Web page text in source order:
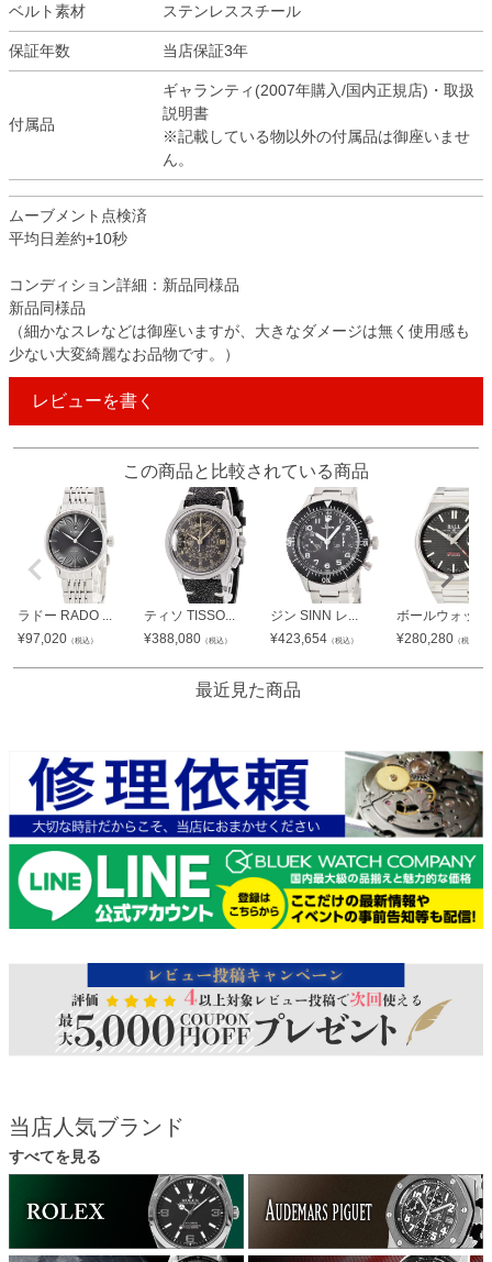
ベルト素材 ステンレススチール
保証年数 当店保証3年
付属品
ギャランティ(2007年購入/国内正規店)・取扱
説明書
※記載している物以外の付属品は御座いませ
ん。
ムーブメント点検済
平均日差約+10秒
コンディション詳細：新品同様品
新品同様品
（細かなスレなどは御座いますが、大きなダメージは無く使用感も
少ない大変綺麗なお品物です。）
レビューを書く
この商品と比較されている商品
ラドー RADO ...
¥97,020 （税込）
ティソ TISSO...
¥388,080 （税込）
ジン SINN レ...
¥423,654 （税込）
ボールウォッチ
¥280,280 （税込）
最近見た商品
当店人気ブランド
すべてを見る